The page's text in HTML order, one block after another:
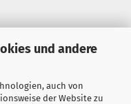
und andere
auch von
der Website zu